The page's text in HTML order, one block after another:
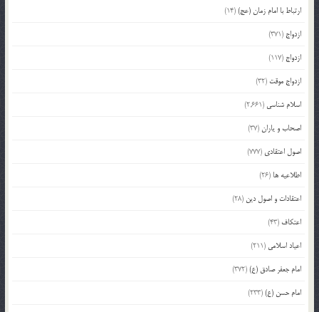
ارتباط با امام زمان (عج)(14)
ازدواج (371)
ازدواج (117)
ازدواج موقت (32)
اسلام شناسی (2,661)
اصحاب و یاران(37)
اصول اعتقادی (777)
اطلاعیه ها (26)
اعتقادات و اصول دین (28)
اعتکاف (43)
اعیاد اسلامی (211)
امام جعفر صادق (ع)(372)
امام حسن (ع)(233)